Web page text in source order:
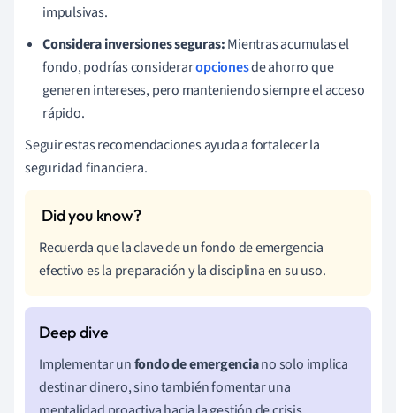
impulsivas.
Considera inversiones seguras:Mientras acumulas el
fondo, podrías consideraropcionesde ahorro que
generen intereses, pero manteniendo siempre el acceso
rápido.
Seguir estas recomendaciones ayuda a fortalecer la
seguridad financiera.
Recuerda que la clave de un fondo de emergencia
efectivo es la preparación y la disciplina en su uso.
Implementar unfondo de emergenciano solo implica
destinar dinero, sino también fomentar una